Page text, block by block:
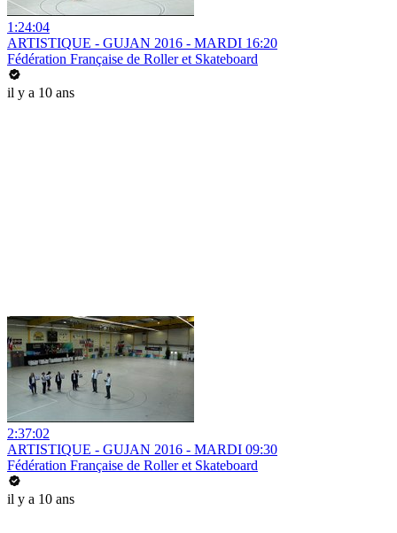
1:24:04
ARTISTIQUE - GUJAN 2016 - MARDI 16:20
Fédération Française de Roller et Skateboard
il y a 10 ans
2:37:02
ARTISTIQUE - GUJAN 2016 - MARDI 09:30
Fédération Française de Roller et Skateboard
il y a 10 ans